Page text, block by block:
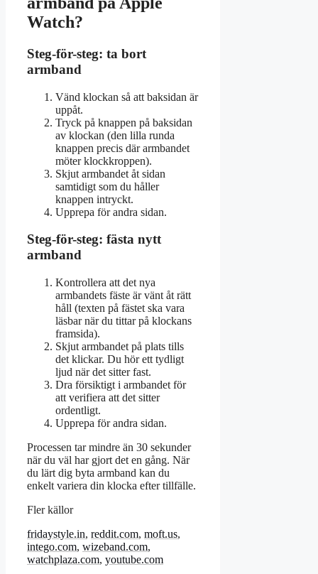
Watch?
Steg-för-steg: ta bort
armband
Vänd klockan så att baksidan är
uppåt.
Tryck på knappen på baksidan
av klockan (den lilla runda
knappen precis där armbandet
möter klockkroppen).
Skjut armbandet åt sidan
samtidigt som du håller
knappen intryckt.
Upprepa för andra sidan.
Steg-för-steg: fästa nytt
armband
Kontrollera att det nya
armbandets fäste är vänt åt rätt
håll (texten på fästet ska vara
läsbar när du tittar på klockans
framsida).
Skjut armbandet på plats tills
det klickar. Du hör ett tydligt
ljud när det sitter fast.
Dra försiktigt i armbandet för
att verifiera att det sitter
ordentligt.
Upprepa för andra sidan.
Processen tar mindre än 30 sekunder
när du väl har gjort det en gång. När
du lärt dig byta armband kan du
enkelt variera din klocka efter tillfälle.
Fler källor
fridaystyle.in, reddit.com, moft.us,
intego.com, wizeband.com,
watchplaza.com, youtube.com